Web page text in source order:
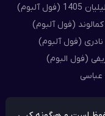
(فول آلبوم)
(فول آلبوم)
(فول البوم)
عباسی